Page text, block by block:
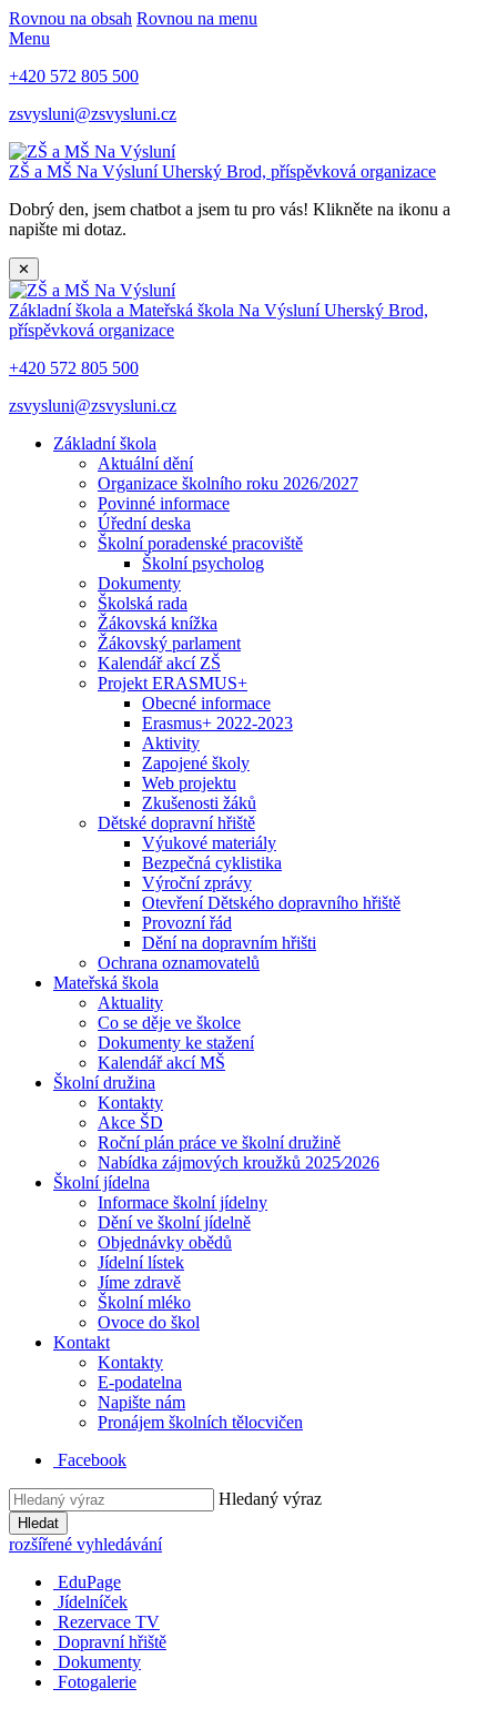
Rovnou na obsah Rovnou na menu
Menu
+420 572 805 500
zsvysluni@zsvysluni.cz
ZŠ a MŠ Na VýsluníUherský Brod, příspěvková organizace
Dobrý den, jsem chatbot a jsem tu pro vás! Klikněte na ikonu a
napište mi dotaz.
✕
Základní škola a Mateřská škola Na VýsluníUherský Brod,
příspěvková organizace
+420 572 805 500
zsvysluni@zsvysluni.cz
Základní škola
Aktuální dění
Organizace školního roku 2026/2027
Povinné informace
Úřední deska
Školní poradenské pracoviště
Školní psycholog
Dokumenty
Školská rada
Žákovská knížka
Žákovský parlament
Kalendář akcí ZŠ
Projekt ERASMUS+
Obecné informace
Erasmus+ 2022-2023
Aktivity
Zapojené školy
Web projektu
Zkušenosti žáků
Dětské dopravní hřiště
Výukové materiály
Bezpečná cyklistika
Výroční zprávy
Otevření Dětského dopravního hřiště
Provozní řád
Dění na dopravním hřišti
Ochrana oznamovatelů
Mateřská škola
Aktuality
Co se děje ve školce
Dokumenty ke stažení
Kalendář akcí MŠ
Školní družina
Kontakty
Akce ŠD
Roční plán práce ve školní družině
Nabídka zájmových kroužků 2025⁄2026
Školní jídelna
Informace školní jídelny
Dění ve školní jídelně
Objednávky obědů
Jídelní lístek
Jíme zdravě
Školní mléko
Ovoce do škol
Kontakt
Kontakty
E-podatelna
Napište nám
Pronájem školních tělocvičen
Facebook
Hledaný výraz
Hledat
rozšířené vyhledávání
EduPage
Jídelníček
Rezervace TV
Dopravní hřiště
Dokumenty
Fotogalerie